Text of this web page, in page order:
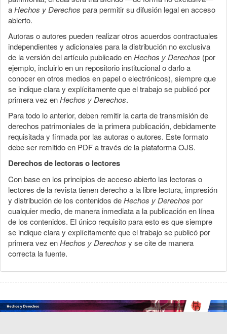
aHechos y Derechos para permitir su difusión legal en acceso
abierto.
Autoras o autores pueden realizar otros acuerdos contractuales
independientes y adicionales para la distribución no exclusiva
de la versión del artículo publicado enHechos y Derechos (por
ejemplo, incluirlo en un repositorio institucional o darlo a
conocer en otros medios en papel o electrónicos), siempre que
se indique clara y explícitamente que el trabajo se publicó por
primera vez enHechos y Derechos.
Para todo lo anterior, deben remitir la carta de transmisión de
derechos patrimoniales de la primera publicación, debidamente
requisitada y firmada por las autoras o autores. Este formato
debe ser remitido en PDF a través de la plataforma OJS.
Derechos de lectoras o lectores
Con base en los principios de acceso abierto las lectoras o
lectores de la revista tienen derecho a la libre lectura, impresión
y distribución de los contenidos deHechos y Derechos por
cualquier medio, de manera inmediata a la publicación en línea
de los contenidos. El único requisito para esto es que siempre
se indique clara y explícitamente que el trabajo se publicó por
primera vez enHechos y Derechos y se cite de manera
correcta la fuente.